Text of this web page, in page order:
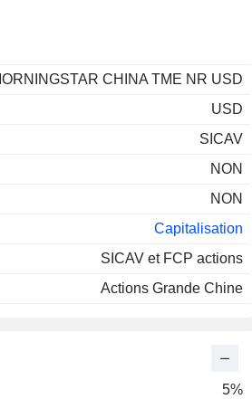
CHINA TME NR USD
USD
SICAV
NON
NON
Capitalisation
SICAV et FCP actions
Actions Grande Chine
5%